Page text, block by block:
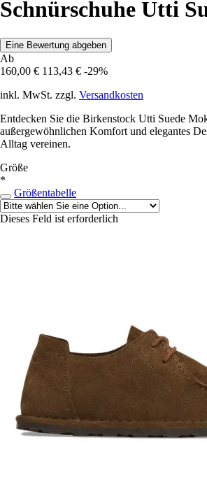
Schnürschuhe Utti
Eine Bewertung abgeben
Ab
160,00 € 113,43 € -29%
inkl. MwSt. zzgl. Versandkosten
Entdecken Sie die Birkenstock Utti Suede
außergewöhnlichen Komfort und elegantes
Alltag vereinen.
Größe
*
Größentabelle
Dieses Feld ist erforderlich